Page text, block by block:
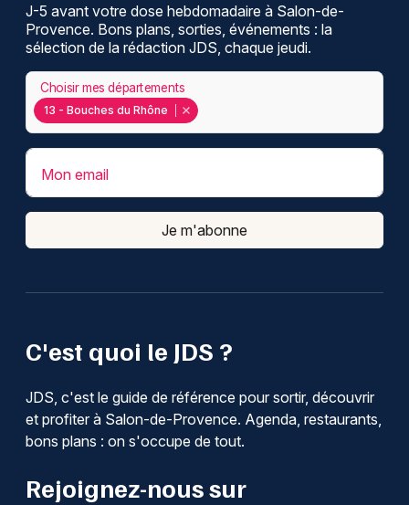
C'est quoi le JDS ?
JDS, c'est le guide de référence pour sortir, découvrir
et profiter à Salon-de-Provence. Agenda, restaurants,
bons plans : on s'occupe de tout.
Rejoignez-nous sur
J-5 avant votre dose hebdomadaire à Salon-de-
Provence. Bons plans, sorties, événements : la
sélection de la rédaction JDS, chaque jeudi.
13 - Bouches du Rhône
Choisir mes départements
Mon email
Je m'abonne